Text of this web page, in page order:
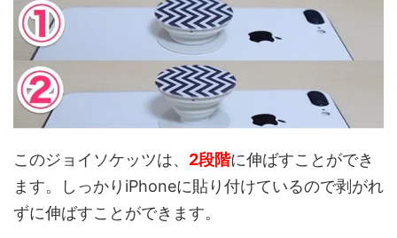
このジョイソケッツは、 2段階に伸ばすことができ
ます。しっかりiPhoneに貼り付けているので剥がれ
ずに伸ばすことができます。